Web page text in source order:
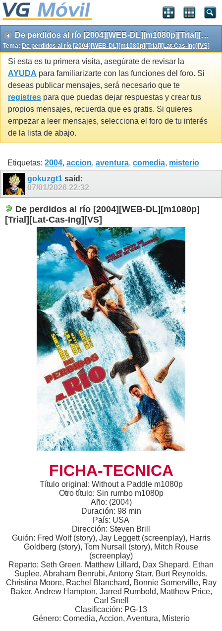
De perdidos al río [2004][WEB-DL][m1080p][Trial][Lat-Cas-Ing][VS]
Tema: De perdidos al río [2004][WEB-DL][m1080p][Trial][Lat-Cas-Ing][VS]
Si esta es tu primera visita, asegúrate de revisar la
AYUDA para familiarizarte con las funciones del foro. Si
deseas publicar mensajes, será necesario que te
registres para que puedas dejar respuestas y crear tus
propios mensajes, recuerda que es gratis. Si quieres
empezar a leer mensajes, selecciona el foro de tu interés
de la lista de abajo.
Etiquetas: 2004, accion, aventura, comedia, misterio
gokuzgt1 said:
07/01/2026 22:32
De perdidos al río [2004][WEB-DL][m1080p]
[Trial][Lat-Cas-Ing][VS]
FICHA-TECNICA
Título original: Without a Paddle m1080p
Otro título: Sin rumbo m1080p
Año: (2004)
Duración: 98 min
País: USA
Dirección: Steven Brill
Guión: Fred Wolf (story), Jay Leggett (screenplay), Harris
Goldberg (story), Tom Nursall (story), Mitch Rouse
(screenplay)
Reparto: Seth Green, Matthew Lillard, Dax Shepard, Ethan
Suplee, Abraham Benrubi, Antony Starr, Burt Reynolds,
Christina Moore, Rachel Blanchard, Bonnie Somerville, Ray
Baker, Andrew Hampton, Jarred Rumbold, Matthew Price,
Carl Snell
Clasificación: PG-13
Género: Comedia, Accion, Aventura, Misterio